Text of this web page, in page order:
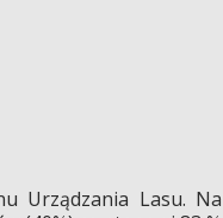
Urządzania Lasu. Na